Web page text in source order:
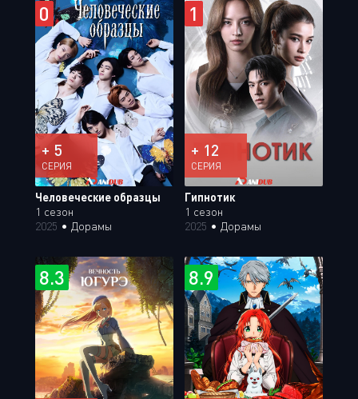
0
+ 5
СЕРИЯ
Человеческие образцы
1 сезон
2025 • Дорамы
1
+ 12
СЕРИЯ
Гипнотик
1 сезон
2025 • Дорамы
8.3 8.9